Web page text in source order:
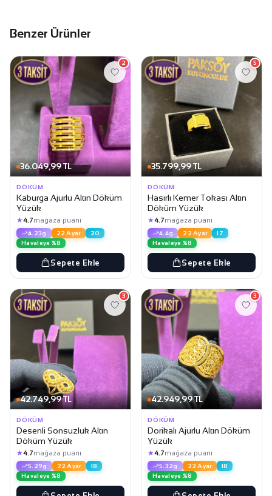
Benzer Ürünler
36.049,99 TL
2
DÖKÜM
Kaburga Ajurlu Altın Döküm
Yüzük
★4.7mağaza puanı
4.23g 22 Ayar
20
Havaleye %8
Sepete Ekle
35.799,99 TL
5
DÖKÜM
Hasırlı Kemer Tokası Altın
Döküm Yüzük
★4.7mağaza puanı
4.4g 22 Ayar
17
Havaleye %8
Sepete Ekle
42.749,99 TL
3
DÖKÜM
Desenli Sonsuzluk Altın
Döküm Yüzük
★4.7mağaza puanı
5.29g 22 Ayar
18
Havaleye %8
42.949,99 TL
3
DÖKÜM
Dorikalı Ajurlu Altın Döküm
Yüzük
★4.7mağaza puanı
5.32g 22 Ayar
18
Havaleye %8